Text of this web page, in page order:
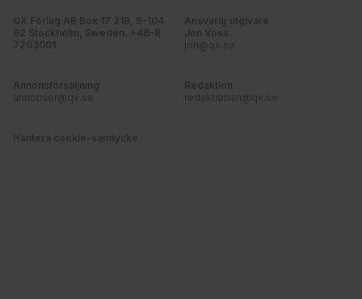
QX Förlag AB Box 17 218, S-104
62 Stockholm, Sweden. +46-8
7203001
Ansvarig utgivare
Jon Voss
jon@qx.se
Annonsförsäljning
annonser@qx.se
Redaktion
redaktionen@qx.se
Hantera cookie-samtycke